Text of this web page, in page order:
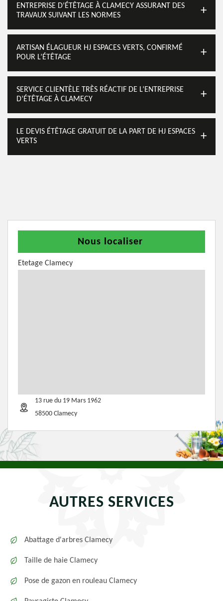
ENTREPRISE D’ÉTÊTAGE À CLAMECY ASSURANT DES
TRAVAUX SUIVANT LES NORMES
ARTISAN ÉLAGUEUR HJ ESPACES VERTS, CONFIRMÉ
POUR L’ÉTÊTAGE
SERVICE CLIENTÈLE TRÈS RÉACTIF DE L’ENTREPRISE
D’ÉTÊTAGE À CLAMECY
LE DEVIS ÉTÊTAGE GRATUIT DE LA PART DE HJ ESPACES
VERTS
Nous localiser
Etetage Clamecy
13 rue du 19 Mars 1962
58500 Clamecy
AUTRES SERVICES
Abattage d'arbres Clamecy
Taille de haie Clamecy
Pose de gazon en rouleau Clamecy